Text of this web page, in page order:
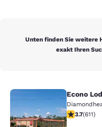
Unten finden Sie weitere
exakt Ihren
Econo Lodge
Econo
3.73-
3.7(611)